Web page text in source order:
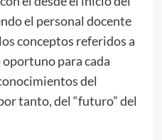
el personal docente
conceptos referidos a
oportuno para cada
del
tanto, del “futuro” del